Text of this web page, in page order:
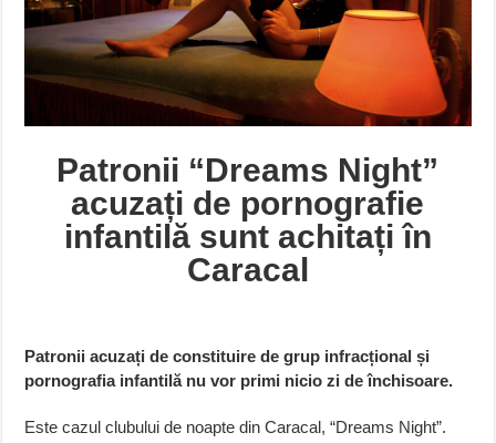
Patronii “Dreams Night”
acuzați de pornografie
infantilă sunt achitați în
Caracal
Patronii acuzați de constituire de grup infracțional și
pornografia infantilă nu vor primi nicio zi de închisoare.
Este cazul clubului de noapte din Caracal, “Dreams Night”.